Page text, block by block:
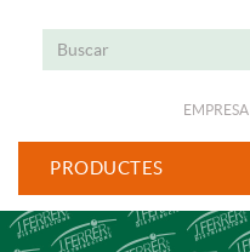
EMPRESA
PRODUCTES